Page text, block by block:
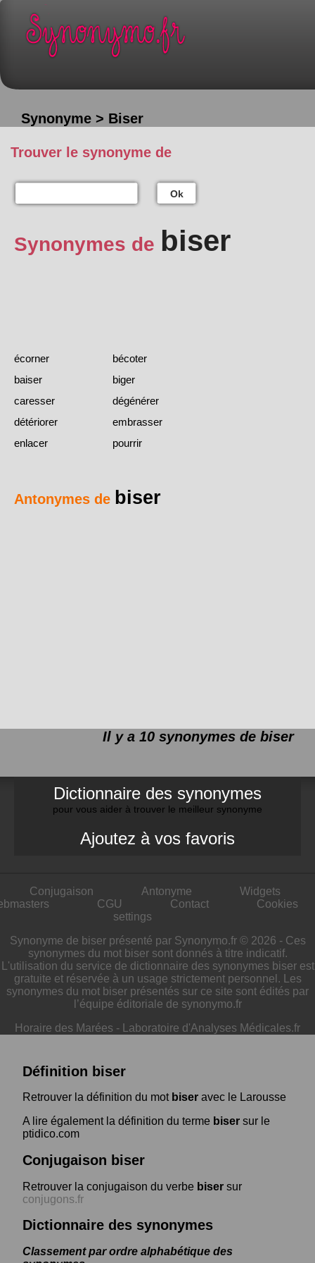
Synonyme > Biser
Trouver le synonyme de
Ok
Synonymes de biser
écorner
bécoter
baiser
biger
caresser
dégénérer
détériorer
embrasser
enlacer
pourrir
Antonymes de biser
Il y a 10 synonymes de biser
Dictionnaire des synonymes
pour vous aider à trouver le meilleur synonyme
Ajoutez à vos favoris
Conjugaison Antonyme
Widgets
CGU Contact
Cookies
settings
Synonyme de biser présenté par Synonymo.fr © 2026 - Ces
synonymes du mot biser sont donnés à titre indicatif.
L'utilisation du service de dictionnaire des synonymes biser est
gratuite et réservée à un usage strictement personnel. Les
synonymes du mot biser présentés sur ce site sont édités par
l’équipe éditoriale de synonymo.fr
Horaire des Marées - Laboratoire d'Analyses Médicales.fr
Définition biser
Retrouver la définition du mot biser avec le Larousse
A lire également la définition du terme biser sur le
ptidico.com
Conjugaison biser
Retrouver la conjugaison du verbe biser sur
conjugons.fr
Dictionnaire des synonymes
Classement par ordre alphabétique des